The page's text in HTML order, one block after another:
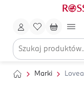
Marki Lovea